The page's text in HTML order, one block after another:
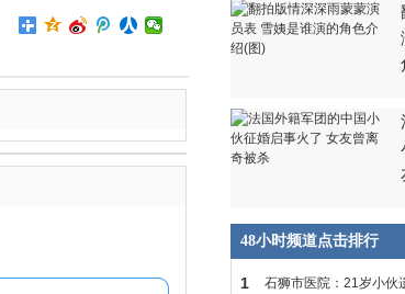
48小时频道点击排行
1 石狮市医院：21岁小伙